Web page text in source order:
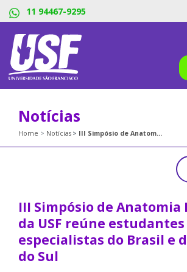
11 94467-9295
Notícias
Home Notícias III Simpósio de Anatomia Humana da USF reúne estudantes e especialistas do Brasil e da América do Sul
III Simpósio de Anatomia
da USF reúne estudantes
especialistas do Brasil e
do Sul